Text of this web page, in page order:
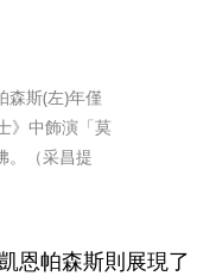
森斯(左)年僅
》中飾演「莫
。（采昌提
恩帕森斯則展現了